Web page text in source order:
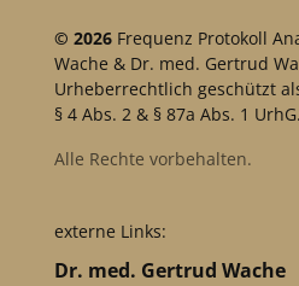
© 2026 Frequenz Protokoll
Wache & Dr. med. Gertrud
Urheberrechtlich geschützt
§ 4 Abs. 2 & § 87a Abs. 1 UrhG.
Alle Rechte vorbehalten.
externe Links:
Dr. med. Gertrud Wache